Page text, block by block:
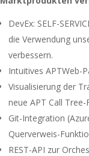
DevEx: SELF-
die Verwendung
verbessern.
Intuitives APTWeb-
Visualisierung der
neue APT Call Tree-
Git-Integration
Querverweis-
REST-API zur